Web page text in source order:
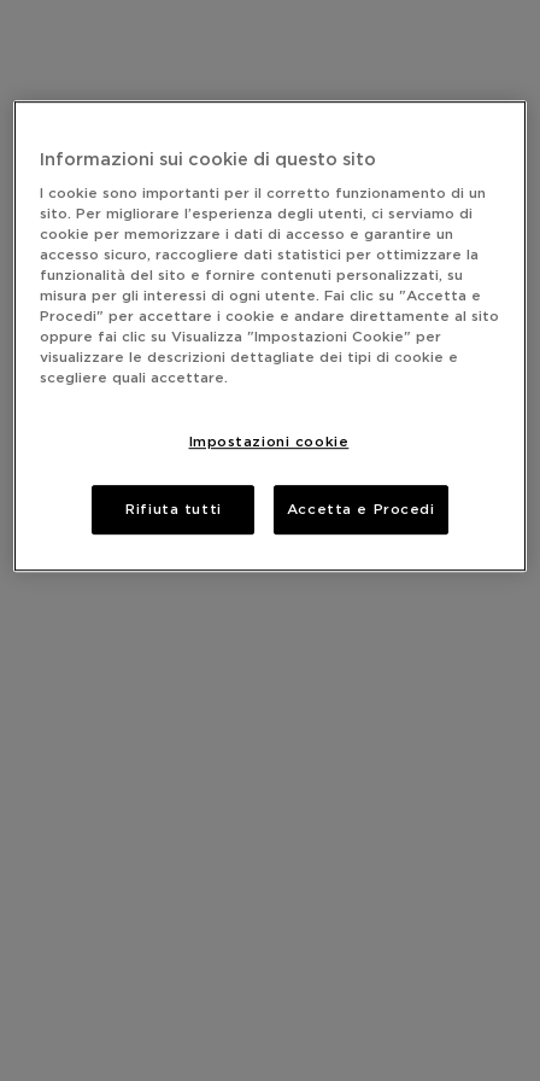
Informazioni sui cookie di questo sito
I cookie sono importanti per il corretto funzionamento di un
sito. Per migliorare l’esperienza degli utenti, ci serviamo di
cookie per memorizzare i dati di accesso e garantire un
accesso sicuro, raccogliere dati statistici per ottimizzare la
funzionalità del sito e fornire contenuti personalizzati, su
misura per gli interessi di ogni utente. Fai clic su "Accetta e
Procedi" per accettare i cookie e andare direttamente al sito
oppure fai clic su Visualizza "Impostazioni Cookie" per
visualizzare le descrizioni dettagliate dei tipi di cookie e
scegliere quali accettare.
Impostazioni cookie
Rifiuta tutti Accetta e Procedi